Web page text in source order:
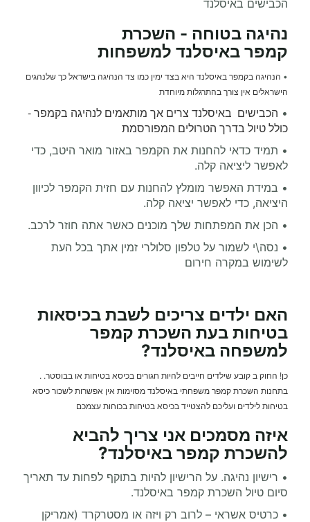
הכבישים באיסלנד
נהיגה בטוחה - השכרת
קמפר באיסלנד למשפחות
• הנהיגה בקמפר באיסלנד היא בצד ימין כמו צד הנהיגה בישראל כך שלנהגים
הישראלים אין צורך בהתרגלות מיוחדת
• הכבישים באיסלנד צרים אך מותאמים לנהיגה בקמפר -
כולל טיול בדרך הטרולים המפורסמת
• תמיד כדאי להחנות את הקמפר באזור מואר היטב, כדי
לאפשר ליציאה קלה.
• במידת האפשר מומלץ להחנות עם חזית הקמפר לכיוון
היציאה, כדי לאפשר יציאה קלה.
• הכן את המפתחות שלך מוכנים כאשר אתה חוזר לרכב.
• נסה\י לשמור על טלפון סלולרי זמין אתך בכל העת
לשימוש במקרה חירום
האם ילדים צריכים לשבת בכיסאות
בטיחות בעת השכרת קמפר
למשפחה באיסלנד?
כן! החוק ב קובע שילדים חייבים להיות חגורים בכיסא בטיחות או בבוסטר. .
בתחנות השכרת קמפר משפחתי באיסלנד מסוימות אין אפשרות לשכור כיסא
בטיחות לילדים ועליכם להצטייד בכיסא בטיחות בכוחות עצמכם
איזה מסמכים אני צריך להביא
להשכרת קמפר באיסלנד?
• רישיון נהיגה. על הרישיון להיות בתוקף לפחות עד תאריך
סיום טיול השכרת קמפר באיסלנד.
• כרטיס אשראי – לרוב רק ויזה או מסטרקרד (אמריקן